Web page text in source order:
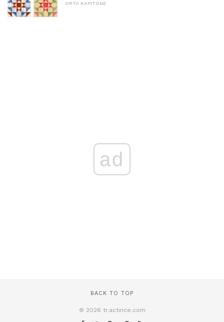
ORTA KAPITONE
ad
BACK TO TOP
© 2026 tr.actince.com